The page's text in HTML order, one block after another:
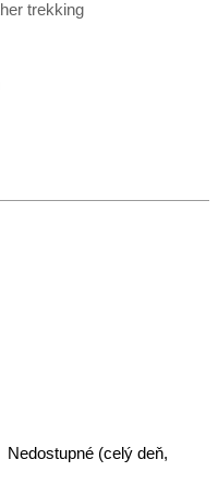
trekking
Nedostupné (celý deň,